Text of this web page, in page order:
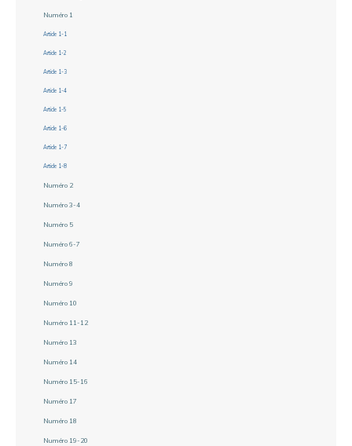
Numéro 1
Article 1-1
Article 1-2
Article 1-3
Article 1-4
Article 1-5
Article 1-6
Article 1-7
Article 1-8
Numéro 2
Numéro 3-4
Numéro 5
Numéro 6-7
Numéro 8
Numéro 9
Numéro 10
Numéro 11-12
Numéro 13
Numéro 14
Numéro 15-16
Numéro 17
Numéro 18
Numéro 19-20